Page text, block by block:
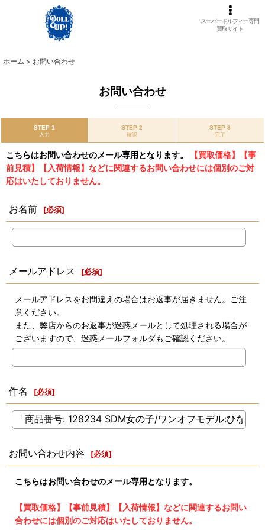
スーパードルフィー専門
買取サイト
ホーム > お問い合わせ
お問い合わせ
STEP 1
入力
STEP 2
確認
STEP 3
完了
こちらはお問い合わせのメール専用となります。
【買取価格】【事
前見積】【入荷情報】などに関連するお問い合わせには個別のご対
応はいたしておりません。
お名前 [必須]
メールアドレス [必須]
メールアドレスをお間違えの場合はお返事が届きません。ご注
意ください。
また、弊店からのお返事が迷惑メールとして処理される場合が
ございますので、迷惑メールフォルダもご確認ください。
件名 [必須]
お問い合わせ内容 [必須]
こちらはお問い合わせのメール専用となります。
【買取価格】【事前見積】【入荷情報】などに関連するお問い
合わせには個別のご対応はいたしておりません。